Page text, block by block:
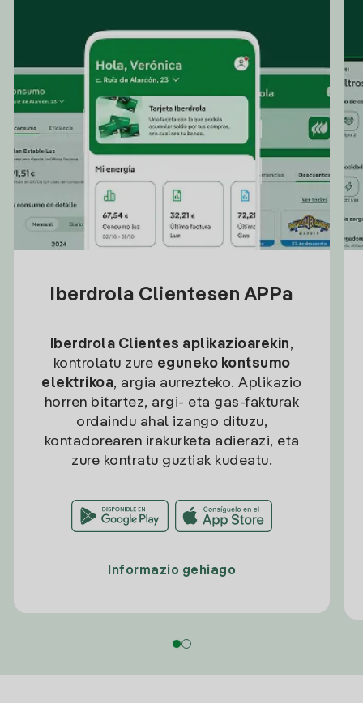
Iberdrola Clientesen APPa
Iberdrola Clientes aplikazioarekin,
kontrolatu zure eguneko kontsumo
elektrikoa, argia aurrezteko. Aplikazio
horren bitartez, argi- eta gas-fakturak
ordaindu ahal izango dituzu,
kontadorearen irakurketa adierazi, eta
zure kontratu guztiak kudeatu.
Informazio gehiago